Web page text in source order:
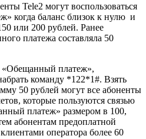
Tele2 могут воспользоваться
когда баланс близок к нулю и
или 200 рублей. Ранее
платежа составляла 50
«Обещанный платеж»,
команду *122*1#. Взять
50 рублей могут все абоненты
которые пользуются связью
платеж» размером в 100,
абонентам предоплатной
оператора более 60